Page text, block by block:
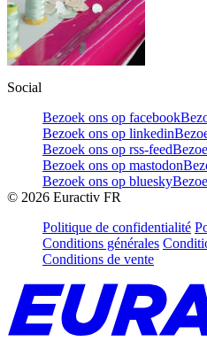
Social
Bezoek ons op facebook
Bezoek ons op linkedin
Bezoek ons op rss-feed
Bezoek ons op mastodon
Bezoek ons op bluesky
© 2026 Euractiv FR
Politique de confidentialité
Conditions générales
Conditions de vente